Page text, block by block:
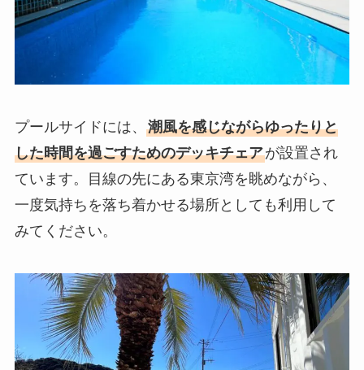
プールサイドには、 潮風を感じながらゆったりと
した時間を過ごすためのデッキチェアが設置され
ています。目線の先にある東京湾を眺めながら、
一度気持ちを落ち着かせる場所としても利用して
みてください。